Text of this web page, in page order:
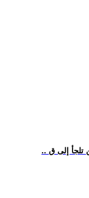
تلجأ إلى ق